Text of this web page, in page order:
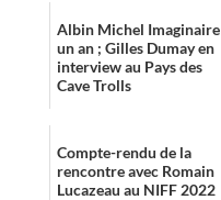
Albin Michel Imaginaire
un an ; Gilles Dumay en
interview au Pays des
Cave Trolls
Compte-rendu de la
rencontre avec Romain
Lucazeau au NIFF 2022